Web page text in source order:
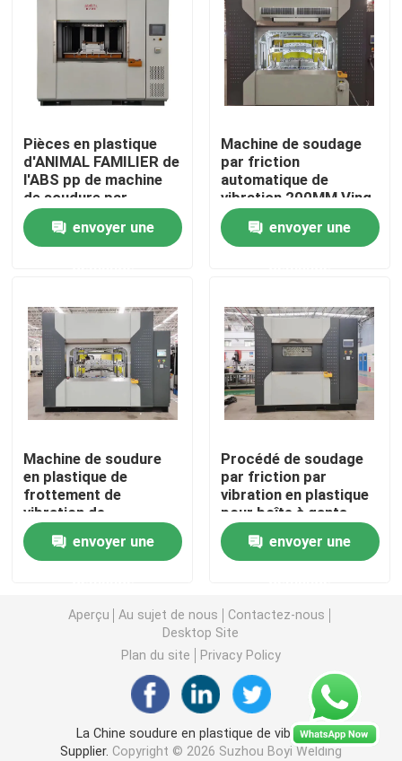
A propos de nous
Visite d'usine
Contact
Demande de soumission
Plaque chauffante Soudage Plastique
Appareil à souder de plat chaud
Machine de soudure en plastique de palette
Machine de jalonnement de la chaleur
Machine de soudage par friction par vibration
Soudure ultrasonore des véhicules à moteur
Machine de soudure de poinçon
Pièces en plastique
d'ANIMAL FAMILIER de
l'ABS pp de machine
de soudure par
friction de vibration
de pompe de réservoir
de stockage
envoyer une
Machine de soudage
par friction
automatique de
vibration 200MM Ving
Table For Plastic
Filter
envoyer une
Machine de soudure
en plastique de
frottement de
vibration de
couverture de toilette
pour le radiateur de
voiture
envoyer une
Procédé de soudage
par friction par
vibration en plastique
pour boîte à gants
automobile
envoyer une
Aperçu Au sujet de nous
Contactez-nous
Desktop Site
Plan du site
Privacy Policy
La Chine soudure en plastique de vibration
Supplier. Copyright © 2026 Suzhou Boyi Welding